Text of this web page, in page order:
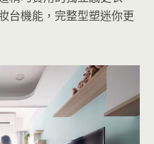
台機能，完整型塑迷你更